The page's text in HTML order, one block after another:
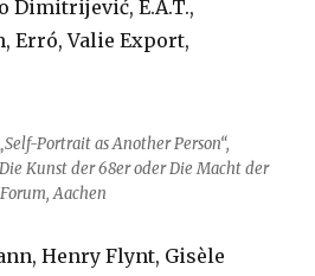
Dimitrijević, E.A.T.,
Erró, Valie Export,
Portrait as Another Person“,
Kunst der 68er oder Die Macht der
Aachen
Henry Flynt, Gisèle